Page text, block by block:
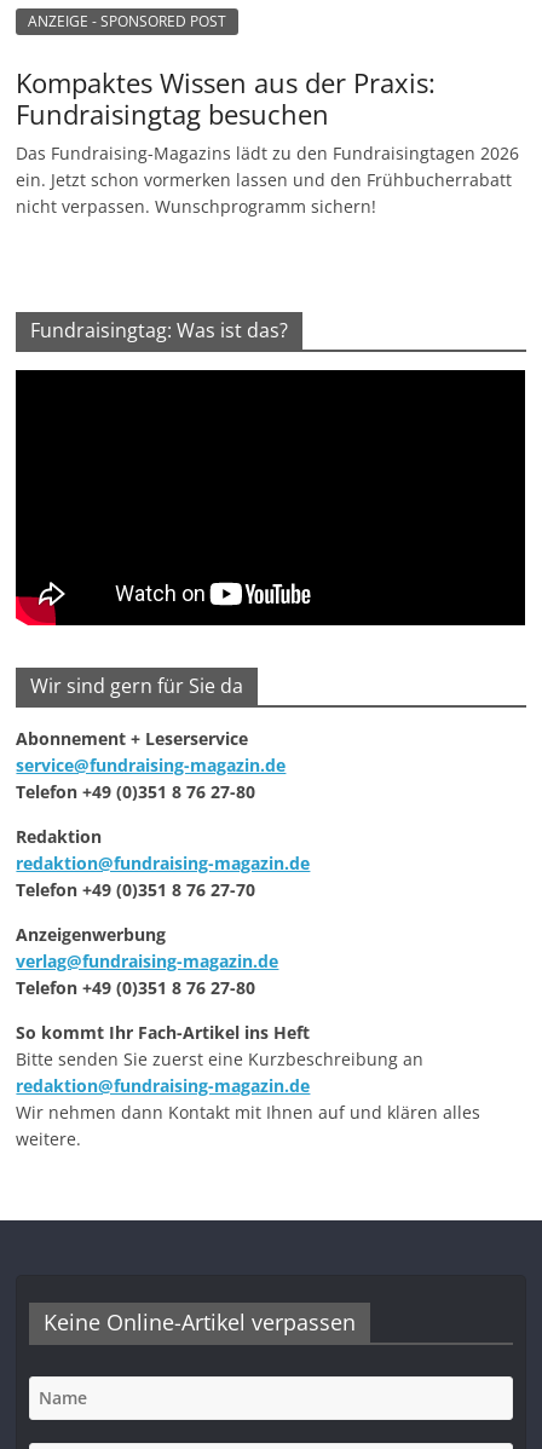
ANZEIGE - SPONSORED POST
Kompaktes Wissen aus der Praxis:
Fundraisingtag besuchen
Das Fundraising-Magazins lädt zu den Fundraisingtagen 2026
ein. Jetzt schon vormerken lassen und den Frühbucherrabatt
nicht verpassen. Wunschprogramm sichern!
Fundraisingtag: Was ist das?
Wir sind gern für Sie da
Abonnement + Leserservice
service@fundraising-magazin.de
Telefon +49 (0)351 8 76 27-80
Redaktion
redaktion@fundraising-magazin.de
Telefon +49 (0)351 8 76 27-70
Anzeigenwerbung
verlag@fundraising-magazin.de
Telefon +49 (0)351 8 76 27-80
So kommt Ihr Fach-Artikel ins Heft
Bitte senden Sie zuerst eine Kurzbeschreibung an
redaktion@fundraising-magazin.de
Wir nehmen dann Kontakt mit Ihnen auf und klären alles
weitere.
Keine Online-Artikel verpassen